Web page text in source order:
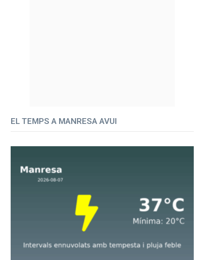
EL TEMPS A MANRESA AVUI